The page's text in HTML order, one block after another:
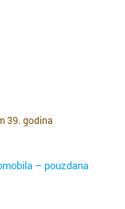
39. godina
– pouzdana